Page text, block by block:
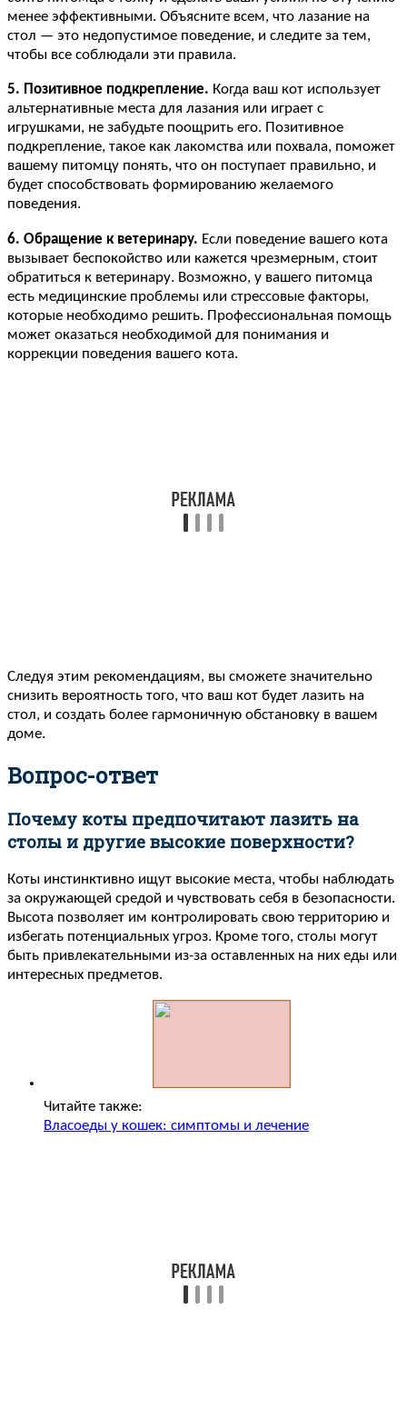
менее эффективными. Объясните всем, что лазание на
стол — это недопустимое поведение, и следите за тем,
чтобы все соблюдали эти правила.
5. Позитивное подкрепление. Когда ваш кот использует
альтернативные места для лазания или играет с
игрушками, не забудьте поощрить его. Позитивное
подкрепление, такое как лакомства или похвала, поможет
вашему питомцу понять, что он поступает правильно, и
будет способствовать формированию желаемого
поведения.
6. Обращение к ветеринару. Если поведение вашего кота
вызывает беспокойство или кажется чрезмерным, стоит
обратиться к ветеринару. Возможно, у вашего питомца
есть медицинские проблемы или стрессовые факторы,
которые необходимо решить. Профессиональная помощь
может оказаться необходимой для понимания и
коррекции поведения вашего кота.
Следуя этим рекомендациям, вы сможете значительно
снизить вероятность того, что ваш кот будет лазить на
стол, и создать более гармоничную обстановку в вашем
доме.
Вопрос-ответ
Почему коты предпочитают лазить на
столы и другие высокие поверхности?
Коты инстинктивно ищут высокие места, чтобы наблюдать
за окружающей средой и чувствовать себя в безопасности.
Высота позволяет им контролировать свою территорию и
избегать потенциальных угроз. Кроме того, столы могут
быть привлекательными из-за оставленных на них еды или
интересных предметов.
Читайте также:
Власоеды у кошек: симптомы и лечение